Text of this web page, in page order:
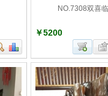
NO.7308双喜
￥5200